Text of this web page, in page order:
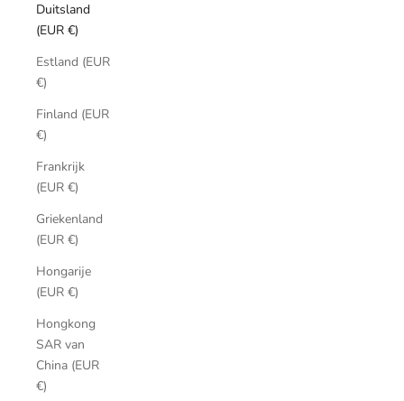
Duitsland
(EUR €)
Estland (EUR
€)
Finland (EUR
€)
Frankrijk
(EUR €)
Griekenland
(EUR €)
Hongarije
(EUR €)
Hongkong
SAR van
China (EUR
€)